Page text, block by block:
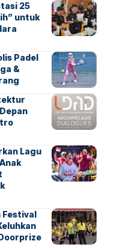
25
untuk
Padel
&
Lagu
Festival